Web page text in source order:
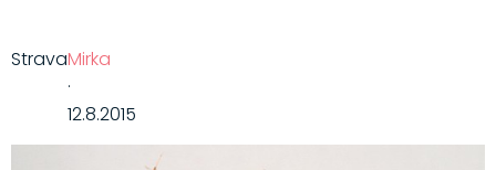
StravaMirka
·
12.8.2015